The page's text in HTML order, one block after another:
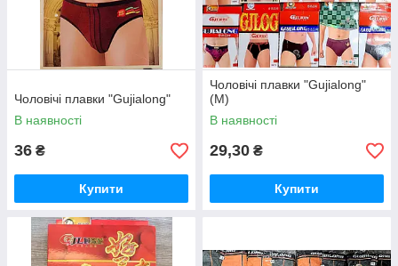
Чоловічі плавки "Gujialong"
В наявності
36 ₴
Купити
Чоловічі плавки "Gujialong"
(М)
В наявності
29,30 ₴
Купити